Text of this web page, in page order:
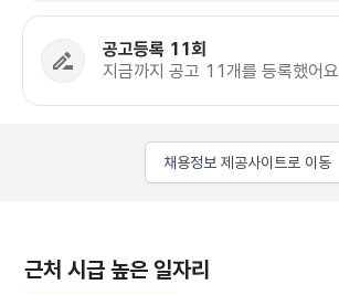
공고등록 11회
지금까지 공고 11개를 등록했어요
채용정보 제공사이트로 이동
근처 시급 높은 일자리